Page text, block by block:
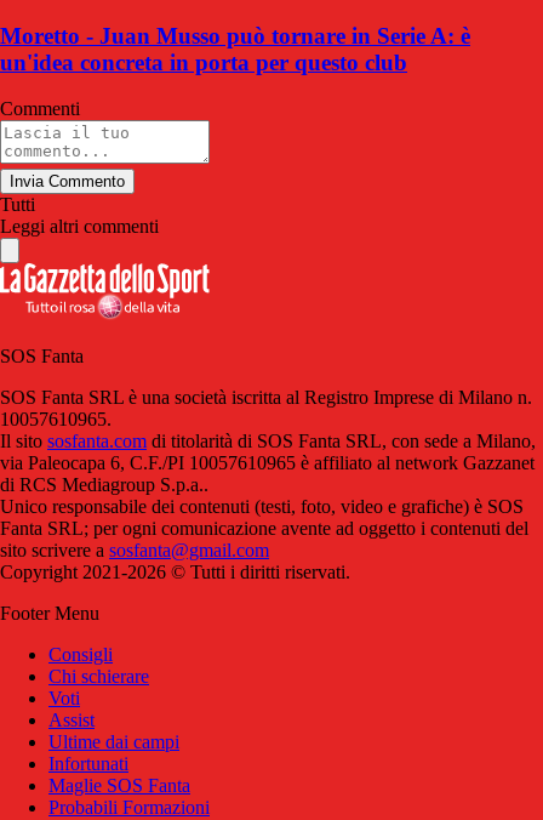
Moretto - Juan Musso può tornare in Serie A: è
un'idea concreta in porta per questo club
Commenti
Invia Commento
Tutti
Leggi altri commenti
SOS Fanta
SOS Fanta SRL è una società iscritta al Registro Imprese di Milano n.
10057610965.
Il sito sosfanta.com di titolarità di SOS Fanta SRL, con sede a Milano,
via Paleocapa 6, C.F./PI 10057610965 è affiliato al network Gazzanet
di RCS Mediagroup S.p.a..
Unico responsabile dei contenuti (testi, foto, video e grafiche) è SOS
Fanta SRL; per ogni comunicazione avente ad oggetto i contenuti del
sito scrivere a sosfanta@gmail.com
Copyright 2021-2026 © Tutti i diritti riservati.
Footer Menu
Consigli
Chi schierare
Voti
Assist
Ultime dai campi
Infortunati
Maglie SOS Fanta
Probabili Formazioni